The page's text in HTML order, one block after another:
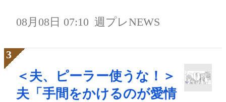
08月08日 07:10 週プレNEWS
＜夫、ピーラー使うな！＞
夫「手間をかけるのが愛情